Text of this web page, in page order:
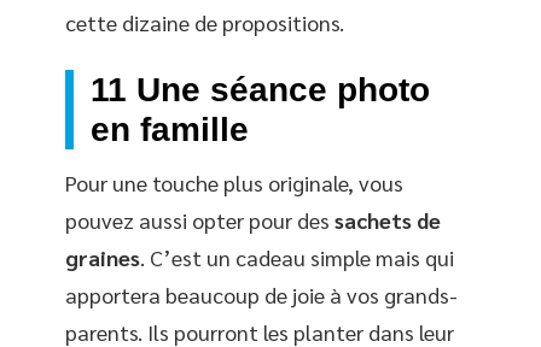
cette dizaine de propositions.
11 Une séance photo
en famille
Pour une touche plus originale, vous
pouvez aussi opter pour des sachets de
graines. C’est un cadeau simple mais qui
apportera beaucoup de joie à vos grands-
parents. Ils pourront les planter dans leur